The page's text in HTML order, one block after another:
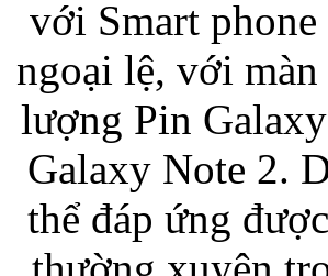
với Smart
ngoại lệ, với
lượng Pin
Galaxy Note 2.
thể đáp ứng